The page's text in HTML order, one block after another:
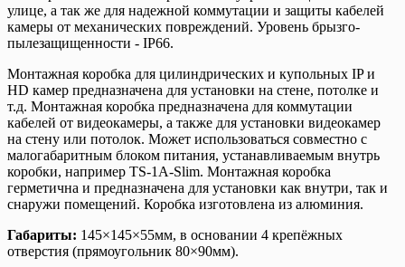
улице, а так же для надежной коммутации и защиты кабелей
камеры от механических повреждений. Уровень брызго-
пылезащищенности - IP66.
Монтажная коробка для цилиндрических и купольных IP и
HD камер предназначена для установки на стене, потолке и
т.д. Монтажная коробка предназначена для коммутации
кабелей от видеокамеры, а также для установки видеокамер
на стену или потолок. Может использоваться совместно с
малогабаритным блоком питания, устанавливаемым внутрь
коробки, например TS-1A-Slim. Монтажная коробка
герметична и предназначена для установки как внутри, так и
снаружи помещений. Коробка изготовлена из алюминия.
Габариты: 145×145×55мм, в основании 4 крепёжных
отверстия (прямоугольник 80×90мм).